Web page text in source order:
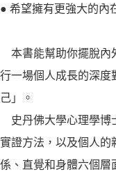
● 希望擁有更強大的內
本書能幫助你擺脫內
行一場個人成長的深度
己」。
史丹佛大學心理學博
實證方法，以及個人的
係、直覺和身體六個層